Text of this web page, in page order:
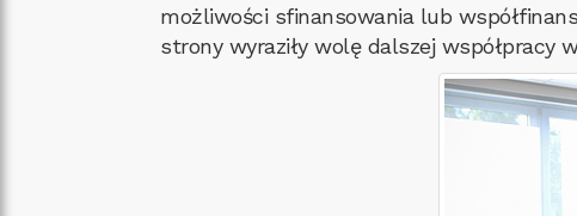
możliwości sfinansowania lub
strony wyraziły wolę dalszej współpracy